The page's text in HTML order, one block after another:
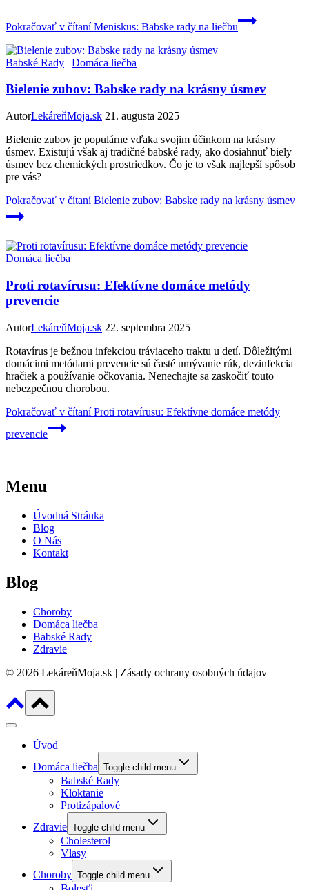
Pokračovať v čítaníMeniskus: Babske rady na liečbu
Babské Rady | Domáca liečba
Bielenie zubov: Babske rady na krásny úsmev
AutorLekáreňMoja.sk 21. augusta 2025
Bielenie zubov je populárne vďaka svojim účinkom na krásny
úsmev. Existujú však aj tradičné babské rady, ako dosiahnuť biely
úsmev bez chemických prostriedkov. Čo je to však najlepší spôsob
pre vás?
Pokračovať v čítaníBielenie zubov: Babske rady na krásny úsmev
Domáca liečba
Proti rotavírusu: Efektívne domáce metódy
prevencie
AutorLekáreňMoja.sk 22. septembra 2025
Rotavírus je bežnou infekciou tráviaceho traktu u detí. Dôležitými
domácimi metódami prevencie sú časté umývanie rúk, dezinfekcia
hračiek a používanie očkovania. Nenechajte sa zaskočiť touto
nebezpečnou chorobou.
Pokračovať v čítaníProti rotavírusu: Efektívne domáce metódy
prevencie
Menu
Úvodná Stránka
Blog
O Nás
Kontakt
Blog
Choroby
Domáca liečba
Babské Rady
Zdravie
© 2026 LekáreňMoja.sk | Zásady ochrany osobných údajov
Úvod
Domáca liečba Toggle child menu
Babské Rady
Kloktanie
Protizápalové
Zdravie Toggle child menu
Cholesterol
Vlasy
Choroby Toggle child menu